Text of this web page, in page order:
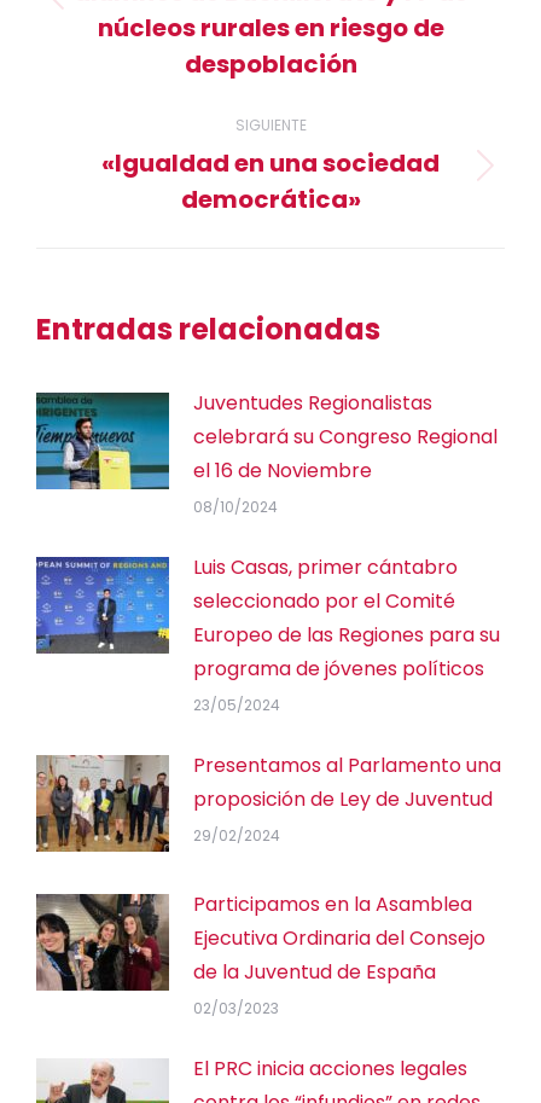
Publicación
anterior:
núcleos rurales en riesgo de
despoblación
SIGUIENTE
Publicación
siguiente:
«Igualdad en una sociedad
democrática»
Entradas relacionadas
Juventudes Regionalistas
celebrará su Congreso Regional
el 16 de Noviembre
08/10/2024
Luis Casas, primer cántabro
seleccionado por el Comité
Europeo de las Regiones para su
programa de jóvenes políticos
23/05/2024
Presentamos al Parlamento una
proposición de Ley de Juventud
29/02/2024
Participamos en la Asamblea
Ejecutiva Ordinaria del Consejo
de la Juventud de España
02/03/2023
El PRC inicia acciones legales